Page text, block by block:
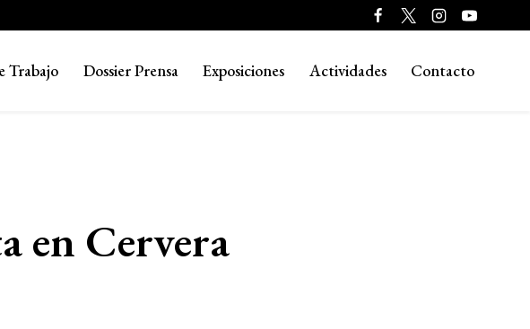
Trabajo Dossier Prensa Exposiciones Actividades Contacto
en Cervera